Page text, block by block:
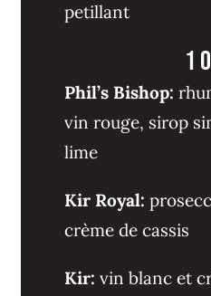
petillant
1
Phil’s Bishop:
vin rouge, sirop
lime
Kir Royal:
crème de cassis
Kir: vin blanc et